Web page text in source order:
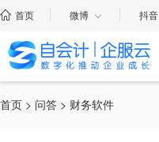
首页 微博 抖音
首页 > 问答 > 财务软件